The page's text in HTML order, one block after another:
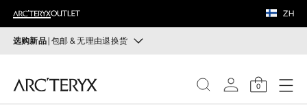
ZH
选购新品| 包邮 & 无理由退换货
运动员的需求，设计师的动力——在优化现有畅销产品的
同时，启发全新的解决方案。新款装备定期上架。
0
装备
VEILANCE